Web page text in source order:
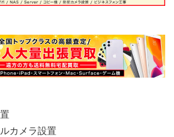
カメラ設置